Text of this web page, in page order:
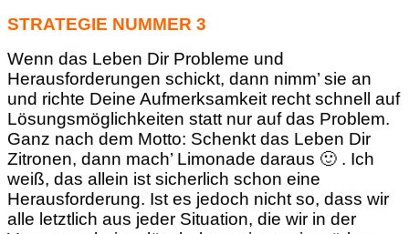
STRATEGIE NUMMER 3
Wenn das Leben Dir Probleme und
Herausforderungen schickt, dann nimm’ sie an
und richte Deine Aufmerksamkeit recht schnell auf
Lösungsmöglichkeiten statt nur auf das Problem.
Ganz nach dem Motto: Schenkt das Leben Dir
Zitronen, dann mach’ Limonade daraus 🙂 . Ich
weiß, das allein ist sicherlich schon eine
Herausforderung. Ist es jedoch nicht so, dass wir
alle letztlich aus jeder Situation, die wir in der